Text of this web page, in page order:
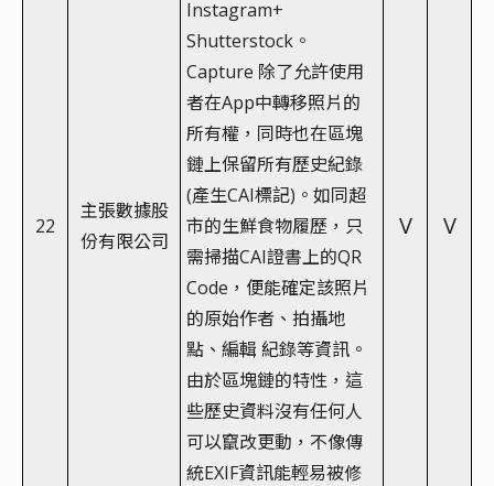
22
主張數據股
份有限公司
Instagram+
Shutterstock。
Capture 除了允許使用
者在App中轉移照片的
所有權，同時也在區塊
鏈上保留所有歷史紀錄
(產生CAI標記)。如同超
市的生鮮食物履歷，只
需掃描CAI證書上的QR
Code，便能確定該照片
的原始作者、拍攝地
點、編輯 紀錄等資訊。
由於區塊鏈的特性，這
些歷史資料沒有任何人
可以竄改更動，不像傳
統EXIF資訊能輕易被修
V V